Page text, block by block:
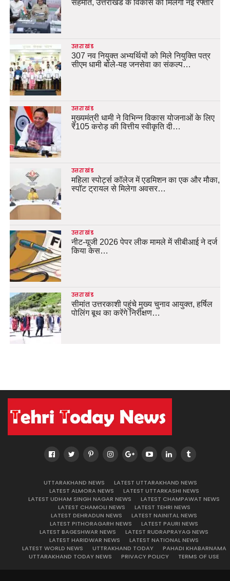
सहमति, उत्तराखंड के विकास को मिलेगी नई रफ्तार
उत्तराखंड
307 नव नियुक्त अभ्यर्थियों को मिले नियुक्ति पत्र
सीएम धामी बोले-यह जनसेवा का संकल्प…
उत्तराखंड
मुख्यमंत्री धामी ने विभिन्न विकास योजनाओं के लिए
₹105 करोड़ की वित्तीय स्वीकृति दी…
उत्तराखंड
महिला स्पोर्ट्स कॉलेज में एडमिशन का एक और मौका,
स्पॉट ट्रायल से मिलेगा अवसर…
उत्तराखंड
नीट-यूजी 2026 पेपर लीक मामले में सीबीआई ने दर्ज
किया केस…
उत्तराखंड
सीमांत उत्तरकाशी पहुंचे मुख्य चुनाव आयुक्त, हर्षिल
पोलिंग बूथ का करेंगे निरीक्षण…
UTTARAKHAND NEWS
LATEST UTTARAKHAND NEWS
LATEST ALMORA NEWS
LATEST UTTARKASHI NEWS
LATEST UDHAM SINGH NAGAR NEWS
LATEST CHAMPAWAT NEWS
LATEST CHAMOLI NEWS
LATEST TEHRI NEWS
LATEST DEHRADUN NEWS
LATEST NAINITAL NEWS
LATEST PITHORAGARH NEWS
LATEST PAURI NEWS
LATEST BAGESHWAR NEWS
LATEST RUDRAPRAYAG NEWS
LATEST HARIDWAR NEWS
LATEST NATIONAL NEWS
LATEST WORLD NEWS
UTTRAKHAND TODAY
PAHADI KHABARNAMA
UTTARAKHAND TODAY NEWS
PRIVACY POLICY TERMS OF USE